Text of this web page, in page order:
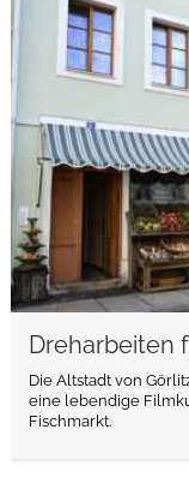
Dreharbeiten
Die Altstadt von
eine lebendige
Fischmarkt.